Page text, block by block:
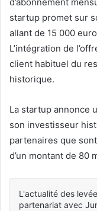
startup promet sur
allant de 15 000
L’intégration de
client habituel du
historique.
La startup annonce
son investisseur
partenaires que
d’un montant de 80
L'actualité des
partenariat avec